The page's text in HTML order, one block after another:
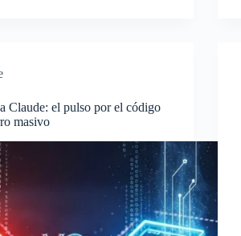
Claude: el pulso por el código
masivo